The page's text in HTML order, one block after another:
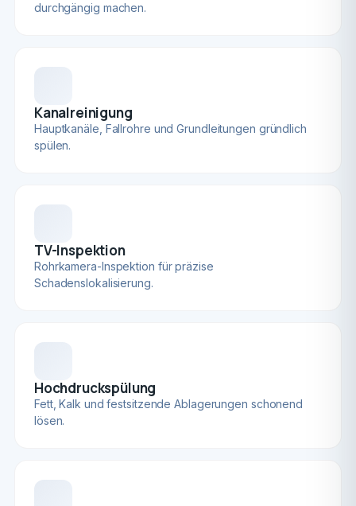
durchgängig machen.
Kanalreinigung
Hauptkanäle, Fallrohre und Grundleitungen gründlich
spülen.
TV-Inspektion
Rohrkamera-Inspektion für präzise
Schadenslokalisierung.
Hochdruckspülung
Fett, Kalk und festsitzende Ablagerungen schonend
lösen.